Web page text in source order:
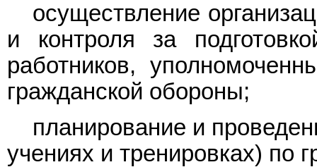
осуществление
и контроля за
работников,
гражданской обороны;
планирование и
учениях и тренировках) по